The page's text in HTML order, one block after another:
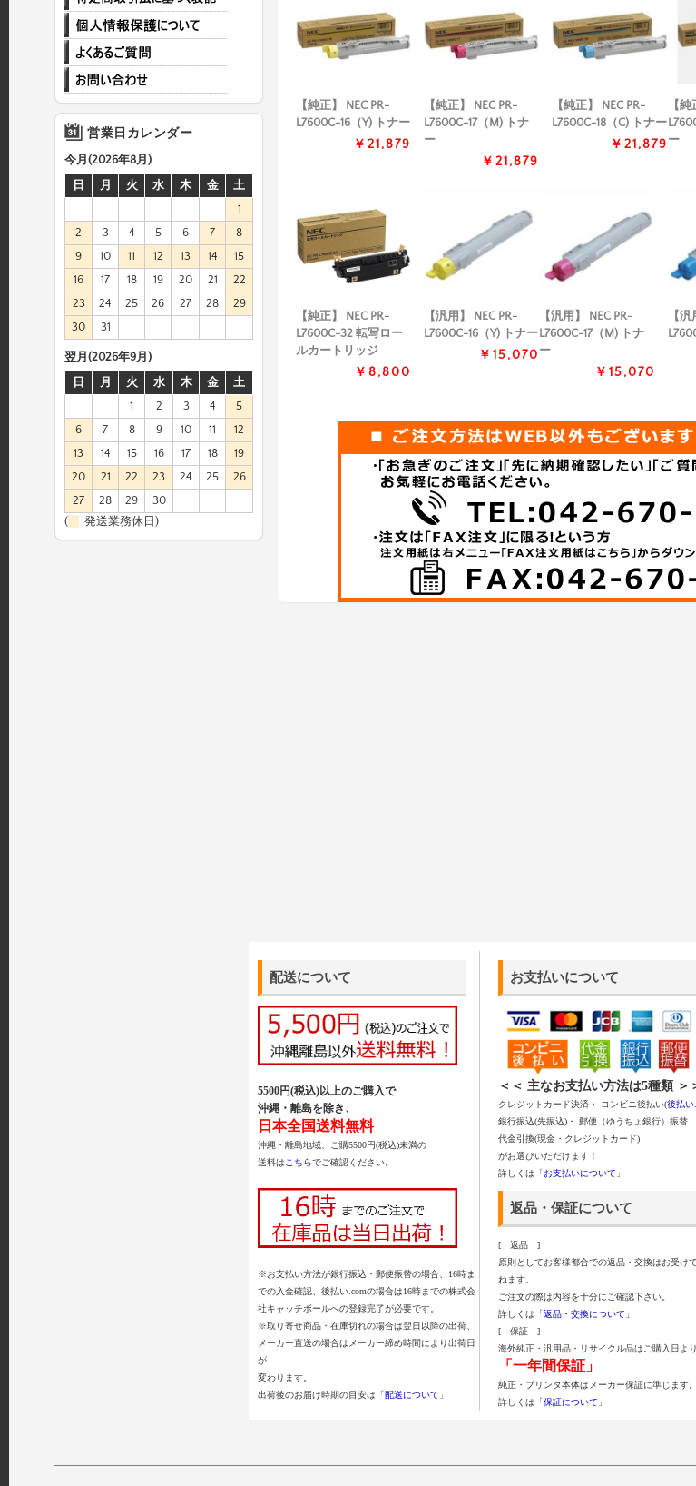
【純正】 NEC PR-
L7600C-16（Y) トナー
￥21,879
【純正】 NEC PR-
L7600C-17（M) トナ
ー
￥21,879
【純正】 NEC PR-
L7600C-18（C) トナー
￥21,879
【
ー
【純正】 NEC PR-
L7600C-32 転写ロー
ルカートリッジ
￥8,800
【汎用】 NEC PR-
L7600C-16（Y) トナー
￥15,070
【汎用】 NEC PR-
L7600C-17（M) トナ
ー
￥15,070
【
営業日カレンダー
今月(2026年8月)
日
月 火 水 木 金
土
1
2
3 4 5 6 7
8
9
10 11 12 13 14
15
16
17 18 19 20 21
22
23
24 25 26 27 28
29
30
31
翌月(2026年9月)
日
月 火 水 木 金
土
1
2 3 4
5
6
7 8 9 10 11
12
13
14 15 16 17 18
19
20
21 22 23 24 25
26
27
28 29
30
(
発送業務休日)
配送について
5500円(税込)以上のご購入で
沖縄・離島を除き、
日本全国送料無料
沖縄・離島地域、ご購5500円(税込)未満の
送料は こちらでご確認ください。
※お支払い方法が銀行振込・郵便振替の場合、16時ま
での入金確認、後払い.comの場合は16時までの株式会
社キャッチボールへの登録完了が必要です。
※取り寄せ商品・在庫切れの場合は翌日以降の出荷、
メーカー直送の場合はメーカー締め時間により出荷日
が
変わります。
出荷後のお届け時期の目安は「配送について 」
お支払いについて
＜＜ 主なお支払い方法は5種類 ＞
クレジットカード決済・ コンビニ後払い(後払い
銀行振込(先振込)・ 郵便（ゆうちょ銀行）振替
代金引換(現金・クレジットカード)
がお選びいただけます！
詳しくは「お支払いについて 」
返品・保証について
[ 返品 ]
原則としてお客様都合での返品・交換はお受け
ねます。
ご注文の際は内容を十分にご確認下さい。
詳しくは「返品・交換について 」
[ 保証 ]
海外純正・汎用品・リサイクル品はご購入日よ
「一年間保証」
純正・プリンタ本体はメーカー保証に準じます。
詳しくは「保証について 」